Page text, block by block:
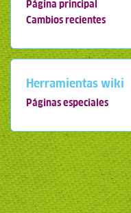
Página principal
Cambios recientes
Herramientas wiki
Páginas especiales